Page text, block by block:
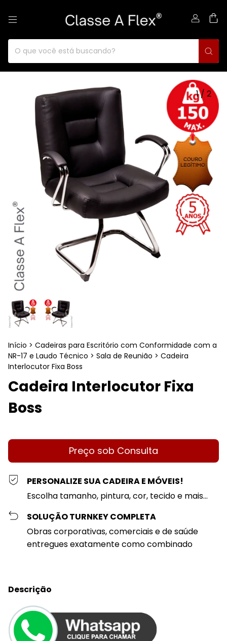
1/ 2
Início > Cadeiras para Escritório com Conformidade com a
NR-17 e Laudo Técnico > Sala de Reunião > Cadeira
Interlocutor Fixa Boss
Cadeira Interlocutor Fixa
Boss
PERSONALIZE SUA CADEIRA E MÓVEIS!
Escolha tamanho, pintura, cor, tecido e mais...
SOLUÇÃO TURNKEY COMPLETA
Obras corporativas, comerciais e de saúde
entregues exatamente como combinado
Descrição